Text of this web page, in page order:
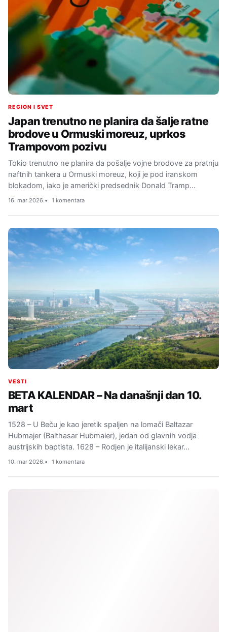
REGION I SVET
Japan trenutno ne planira da šalje ratne
brodove u Ormuski moreuz, uprkos
Trampovom pozivu
Tokio trenutno ne planira da pošalje vojne brodove za pratnju
naftnih tankera u Ormuski moreuz, koji je pod iranskom
blokadom, iako je američki predsednik Donald Tramp…
16. mar 2026. 1 komentara
VESTI
BETA KALENDAR – Na današnji dan 10.
mart
1528 – U Beču je kao jeretik spaljen na lomači Baltazar
Hubmajer (Balthasar Hubmaier), jedan od glavnih vodja
austrijskih baptista. 1628 – Rodjen je italijanski lekar…
10. mar 2026. 1 komentara